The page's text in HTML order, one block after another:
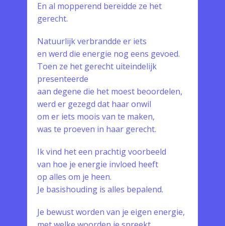
En al mopperend bereidde ze het
gerecht.
Natuurlijk verbrandde er iets
en werd die energie nog eens gevoed.
Toen ze het gerecht uiteindelijk
presenteerde
aan degene die het moest beoordelen,
werd er gezegd dat haar onwil
om er iets moois van te maken,
was te proeven in haar gerecht.
Ik vind het een prachtig voorbeeld
van hoe je energie invloed heeft
op alles om je heen.
Je basishouding is alles bepalend.
Je bewust worden van je eigen energie,